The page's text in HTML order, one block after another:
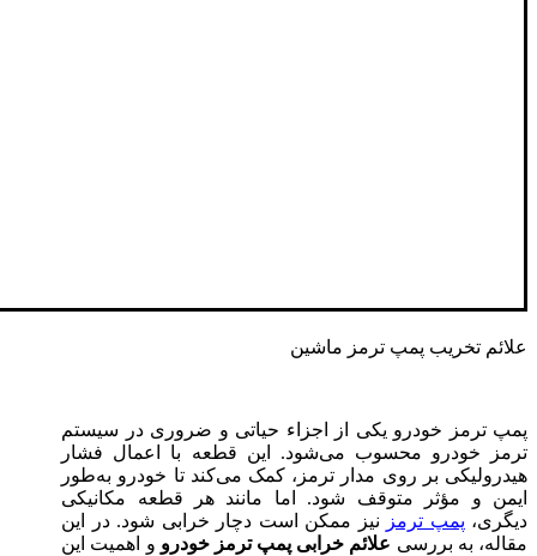
علائم تخریب پمپ ترمز‌ ماشین
پمپ ترمز خودرو یکی از اجزاء حیاتی و ضروری در سیستم
ترمز خودرو محسوب می‌شود. این قطعه با اعمال فشار
هیدرولیکی بر روی مدار ترمز، کمک می‌کند تا خودرو به‌طور
ایمن و مؤثر متوقف شود. اما مانند هر قطعه مکانیکی
دیگری، پمپ ترمز نیز ممکن است دچار خرابی شود. در این
مقاله، به بررسی علائم خرابی پمپ ترمز خودرو و اهمیت این